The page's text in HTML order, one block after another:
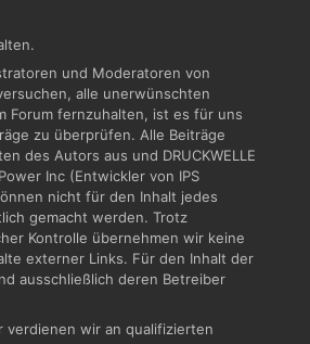
und Moderatoren von
alle unerwünschten
Forum fernzuhalten, ist es für uns
zu überprüfen. Alle Beiträge
des Autors aus und DRUCKWELLE
Inc (Entwickler von IPS
nicht für den Inhalt jedes
gemacht werden. Trotz
Kontrolle übernehmen wir keine
externer Links. Für den Inhalt der
ausschließlich deren Betreiber
verdienen wir an qualifizierten